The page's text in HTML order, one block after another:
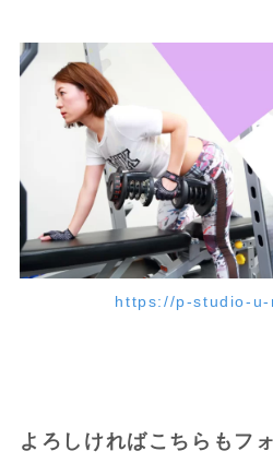
https://p-studio-u-
よろしければこちらもフ